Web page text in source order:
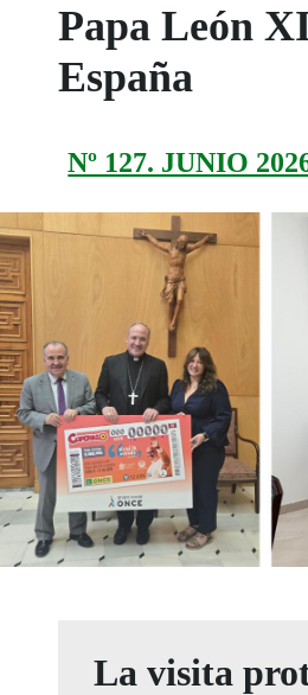
Papa León
España
Nº 127. JUNIO
La visita